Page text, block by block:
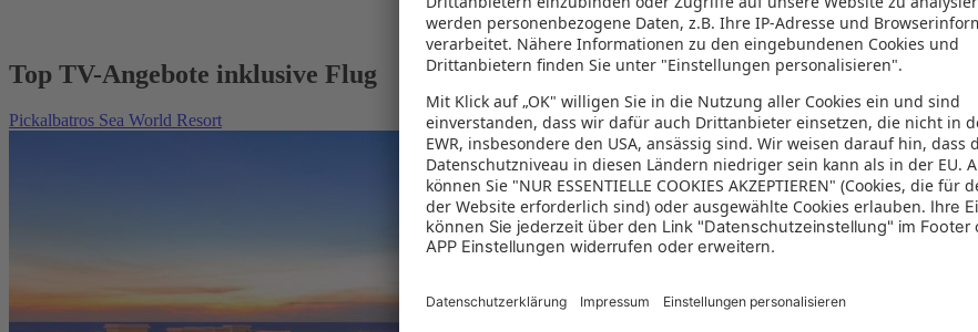
Top TV-Angebote inklusive Flug
Pickalbatros Sea World Resort